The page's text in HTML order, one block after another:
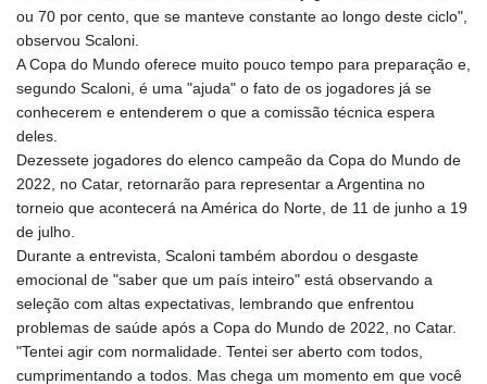
ou 70 por cento, que se manteve constante ao longo deste ciclo",
observou Scaloni.
A Copa do Mundo oferece muito pouco tempo para preparação e,
segundo Scaloni, é uma "ajuda" o fato de os jogadores já se
conhecerem e entenderem o que a comissão técnica espera
deles.
Dezessete jogadores do elenco campeão da Copa do Mundo de
2022, no Catar, retornarão para representar a Argentina no
torneio que acontecerá na América do Norte, de 11 de junho a 19
de julho.
Durante a entrevista, Scaloni também abordou o desgaste
emocional de "saber que um país inteiro" está observando a
seleção com altas expectativas, lembrando que enfrentou
problemas de saúde após a Copa do Mundo de 2022, no Catar.
"Tentei agir com normalidade. Tentei ser aberto com todos,
cumprimentando a todos. Mas chega um momento em que você